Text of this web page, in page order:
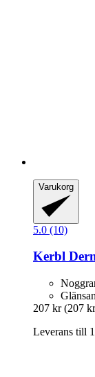
Varukorg
5.0 (10)
Kerbl
207 kr (207
Leverans till